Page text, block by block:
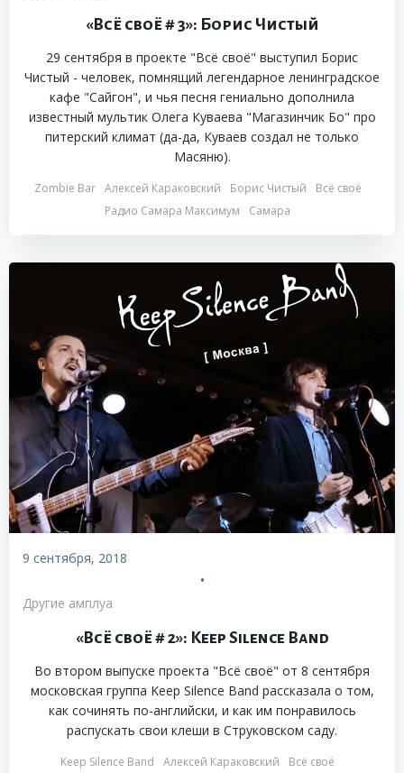
«Всё своё # 3»: Борис Чистый
29 сентября в проекте "Всё своё" выступил Борис
Чистый - человек, помнящий легендарное ленинградское
кафе "Сайгон", и чья песня гениально дополнила
известный мультик Олега Куваева "Магазинчик Бо" про
питерский климат (да-да, Куваев создал не только
Масяню).
Zombie Bar Алексей Караковский Борис Чистый
Всё своё
Радио Самара Максимум
Самара
9 сентября, 2018
•
Другие амплуа
«Всё своё # 2»: Keep Silence Band
Во втором выпуске проекта "Всё своё" от 8 сентября
московская группа Keep Silence Band рассказала о том,
как сочинять по-английски, и как им понравилось
распускать свои клеши в Струковском саду.
Keep Silence Band Алексей Караковский Всё своё